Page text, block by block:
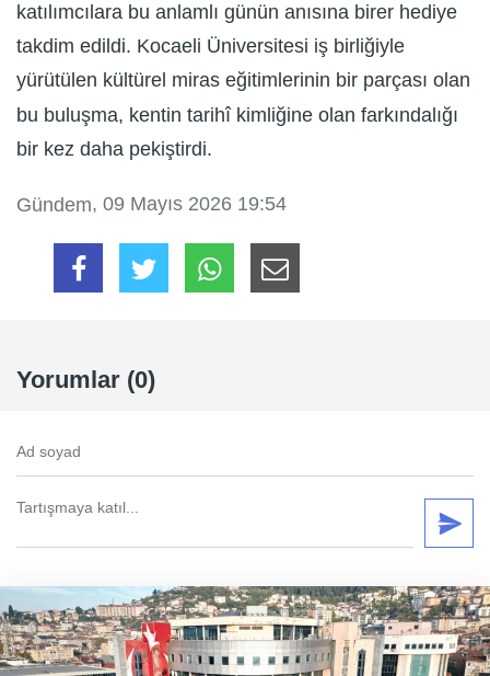
katılımcılara bu anlamlı günün anısına birer hediye
takdim edildi. Kocaeli Üniversitesi iş birliğiyle
yürütülen kültürel miras eğitimlerinin bir parçası olan
bu buluşma, kentin tarihî kimliğine olan farkındalığı
bir kez daha pekiştirdi.
Gündem, 09 Mayıs 2026 19:54
Yorumlar (0)